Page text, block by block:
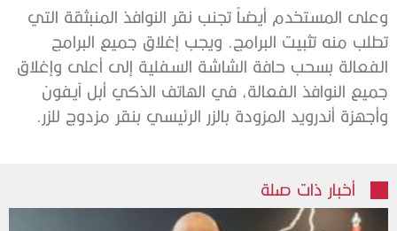
وعلى المستخدم أيضاً تجنب نقر النوافذ المنبثقة التي
تطلب منه تثبيت البرامج. ويجب إغلاق جميع البرامج
الفعالة بسحب حافة الشاشة السفلية إلى أعلى وإغلاق
جميع النوافذ الفعالة، في الهاتف الذكي أبل آيفون
وأجهزة أندرويد المزودة بالزر الرئيسي بنقر مزدوج للزر.
أخبار ذات صلة